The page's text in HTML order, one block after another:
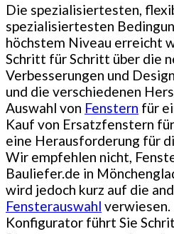
Die spezialisiertesten,
spezialisiertesten
höchstem Niveau erreicht
Schritt für Schritt über die
Verbesserungen und
und die verschiedenen
Auswahl von Fenstern für
Kauf von Ersatzfenstern
eine Herausforderung für
Wir empfehlen nicht,
Bauliefer.de in
wird jedoch kurz auf die
Fensterauswahl verwiesen.
Konfigurator führt Sie